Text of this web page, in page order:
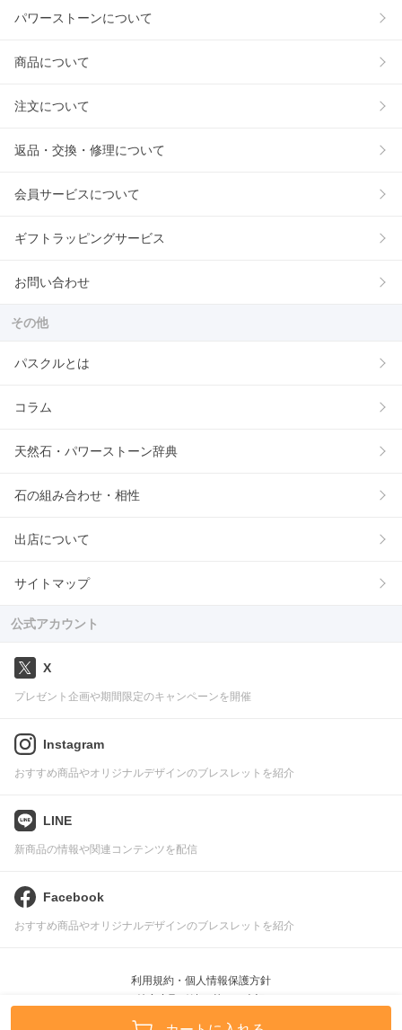
パワーストーンについて
商品について
注文について
返品・交換・修理について
会員サービスについて
ギフトラッピングサービス
お問い合わせ
その他
パスクルとは
コラム
天然石・パワーストーン辞典
石の組み合わせ・相性
出店について
サイトマップ
公式アカウント
X
プレゼント企画や期間限定のキャンペーンを開催
Instagram
おすすめ商品やオリジナルデザインのブレスレットを紹介
LINE
新商品の情報や関連コンテンツを配信
Facebook
おすすめ商品やオリジナルデザインのブレスレットを紹介
利用規約・個人情報保護方針